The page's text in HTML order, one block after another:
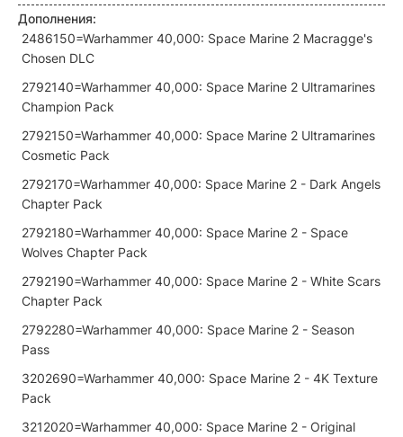
Дополнения:
2486150=Warhammer 40,000: Space Marine 2 Macragge's
Chosen DLC
2792140=Warhammer 40,000: Space Marine 2 Ultramarines
Champion Pack
2792150=Warhammer 40,000: Space Marine 2 Ultramarines
Cosmetic Pack
2792170=Warhammer 40,000: Space Marine 2 - Dark Angels
Chapter Pack
2792180=Warhammer 40,000: Space Marine 2 - Space
Wolves Chapter Pack
2792190=Warhammer 40,000: Space Marine 2 - White Scars
Chapter Pack
2792280=Warhammer 40,000: Space Marine 2 - Season
Pass
3202690=Warhammer 40,000: Space Marine 2 - 4K Texture
Pack
3212020=Warhammer 40,000: Space Marine 2 - Original